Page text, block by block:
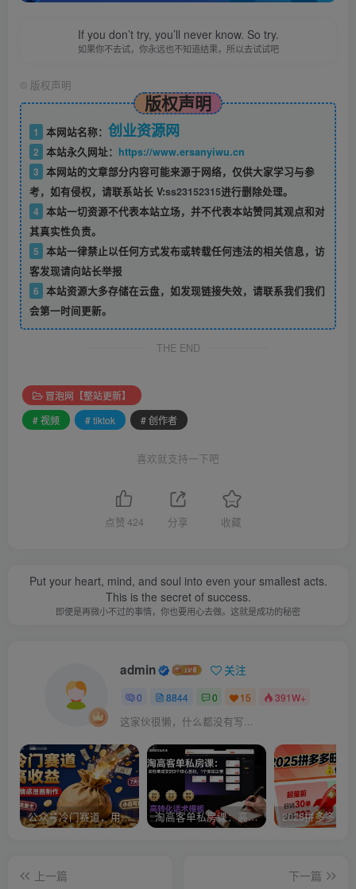
If you don’t try, you’ll never know. So try.
如果你不去试，你永远也不知道结果，所以去试试吧
© 版权声明
版权声明
1 本网站名称： 创业资源网
2 本站永久网址： https://www.ersanyiwu.cn
3 本网站的文章部分内容可能来源于网络，仅供大家学习与参
考，如有侵权，请联系站长 V:ss23152315进行删除处理。
4 本站一切资源不代表本站立场，并不代表本站赞同其观点和对
其真实性负责。
5 本站一律禁止以任何方式发布或转载任何违法的相关信息，访
客发现请向站长举报
6 本站资源大多存储在云盘，如发现链接失效，请联系我们我们
会第一时间更新。
THE END
冒泡网【整站更新】
# 视频
# tiktok # 创作者
喜欢就支持一下吧
点赞424 分享 收藏
Put your heart, mind, and soul into even your smallest acts.
This is the secret of success.
即便是再微小不过的事情，你也要用心去做。这就是成功的秘密
admin 关注
0 8844 0 15 391W+
这家伙很懒，什么都没有写...
公众号冷门赛道，用AI做情感漫画，7天开通流量主，操作简单，小白可玩 淘高客单私房课：高客单成交的3个核心基础，1个实操法宝
上一篇
下一篇